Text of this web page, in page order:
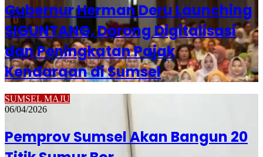
Gubernur Herman Deru Launching
SIGUNTANG, Dorong Digitalisasi
dan Peningkatan Pajak
Kendaraan di Sumsel
SUMSEL MAJU
06/04/2026
Pemprov Sumsel Akan Bangun 20